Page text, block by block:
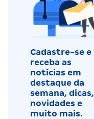
Cadastre-se e
receba as
notícias em
destaque da
semana, dicas,
novidades e
muito mais.